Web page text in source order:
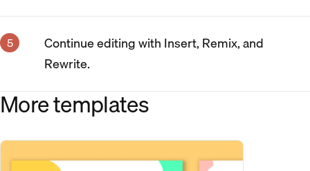
Continue editing with Insert, Remix, and
Rewrite.
More templates